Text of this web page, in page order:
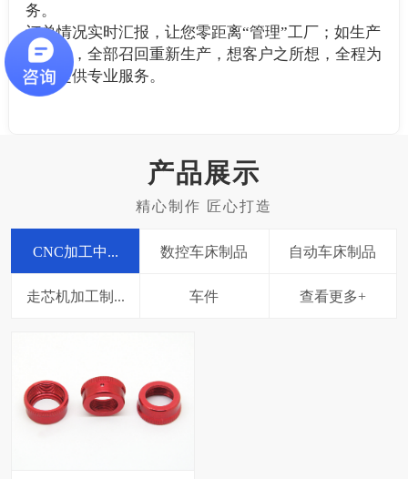
务。
订单情况实时汇报，让您零距离“管理”工厂；如生产
有误差，全部召回重新生产，想客户之所想，全程为
客户提供专业服务。
产品展示
CNC加工中... 数控车床制品 自动车床制品
走芯机加工制... 车件 查看更多+